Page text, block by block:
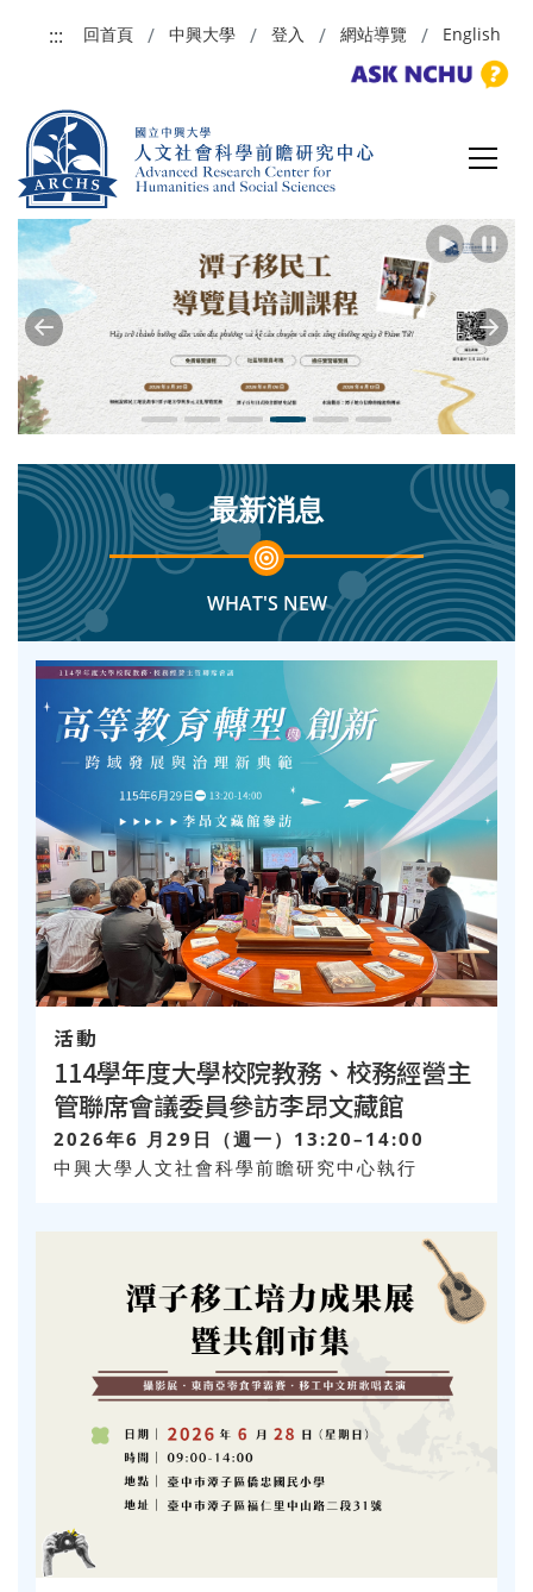
:::
回首頁 中興大學 登入 網站導覽 English
Previous Next
最新消息
WHAT'S NEW
活動
114學年度大學校院教務、校務經營主
管聯席會議委員參訪李昂文藏館
2026年6 月29日（週一）13:20–14:00
中興大學人文社會科學前瞻研究中心執行